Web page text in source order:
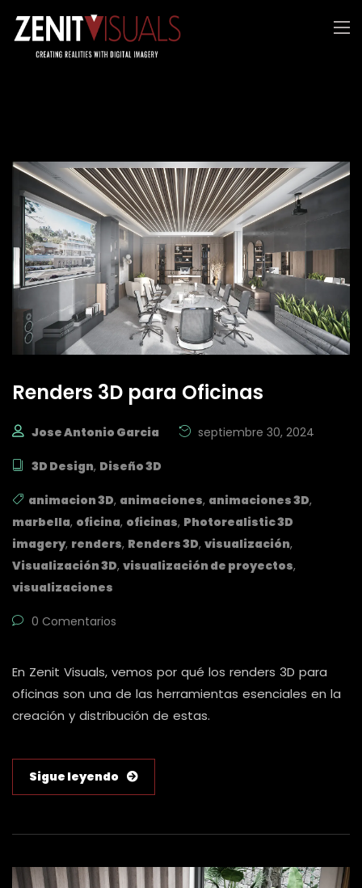
Renders 3D para Oficinas
Jose Antonio Garcia septiembre 30, 2024
3D Design, Diseño 3D
animacion 3D, animaciones, animaciones 3D,
marbella, oficina, oficinas, Photorealistic 3D
imagery, renders, Renders 3D, visualización,
Visualización 3D, visualización de proyectos,
visualizaciones
0 Comentarios
En Zenit Visuals, vemos por qué los renders 3D para
oficinas son una de las herramientas esenciales en la
creación y distribución de estas.
Sigue leyendo